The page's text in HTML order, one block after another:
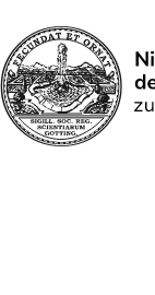
Suchen